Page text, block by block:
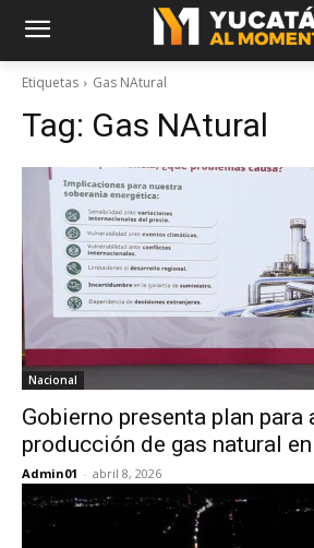
Etiquetas Gas NAtural
Tag: Gas NAtural
Nacional
Gobierno presenta plan para
producción de gas natural
Admin01 - abril 8, 2026